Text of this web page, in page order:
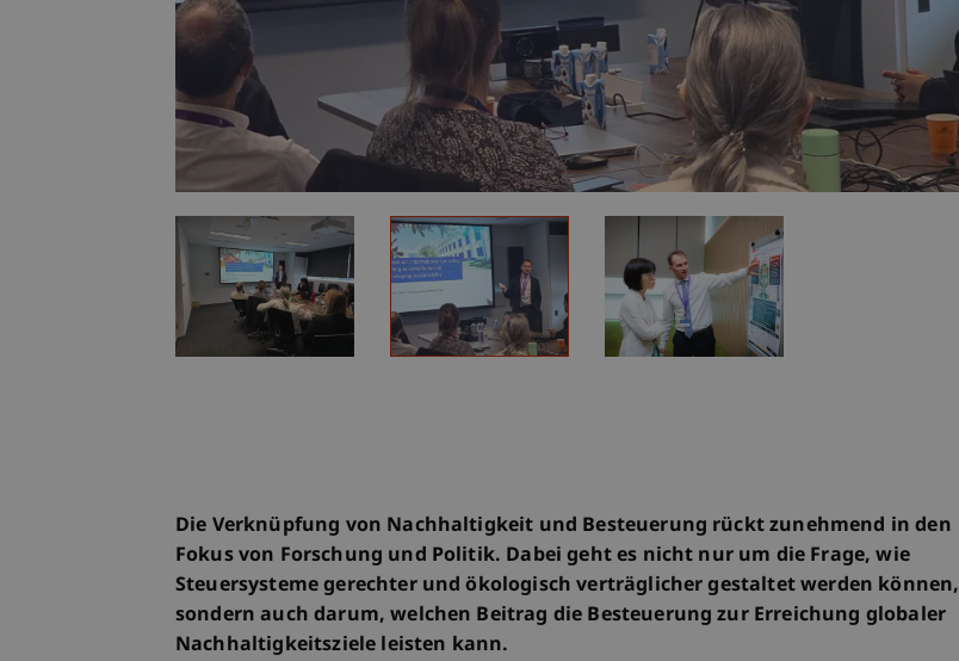
Die Verknüpfung von Nachhaltigkeit und Besteuerung rückt zunehmend in den
Fokus von Forschung und Politik. Dabei geht es nicht nur um die Frage, wie
Steuersysteme gerechter und ökologisch verträglicher gestaltet werden können,
sondern auch darum, welchen Beitrag die Besteuerung zur Erreichung globaler
Nachhaltigkeitsziele leisten kann.